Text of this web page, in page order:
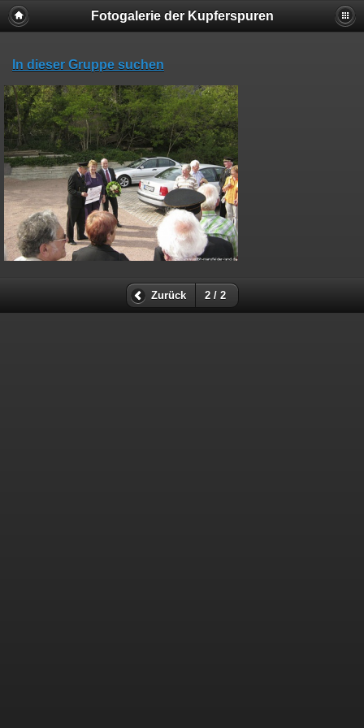
Fotogalerie der Kupferspuren
In dieser Gruppe suchen
Zurück 2 / 2